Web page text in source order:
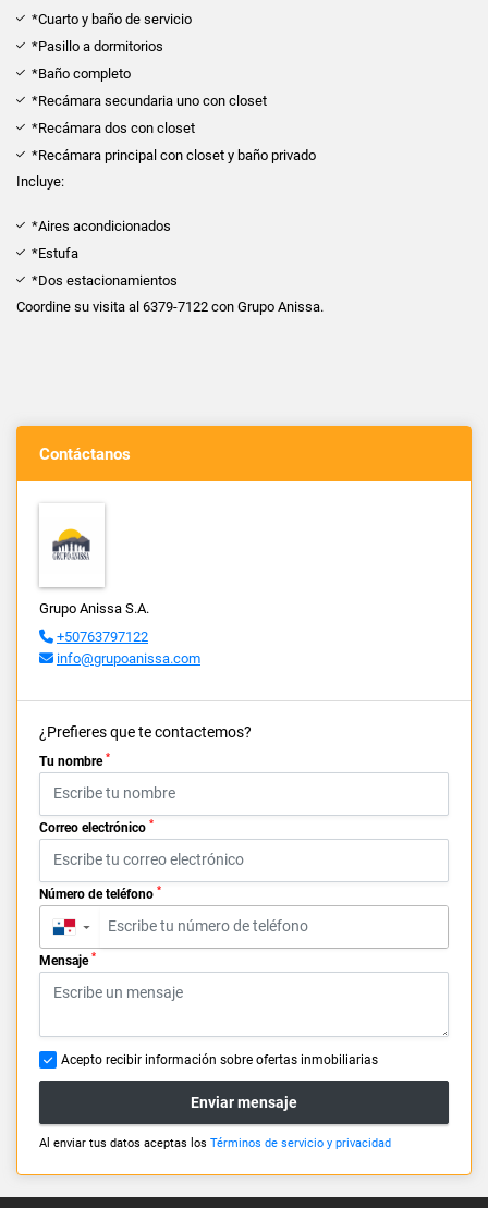
*Cuarto y baño de servicio
*Pasillo a dormitorios
*Baño completo
*Recámara secundaria uno con closet
*Recámara dos con closet
*Recámara principal con closet y baño privado
Incluye:
*Aires acondicionados
*Estufa
*Dos estacionamientos
Coordine su visita al 6379-7122 con Grupo Anissa.
Contáctanos
Grupo Anissa S.A.
+50763797122
info@grupoanissa.com
¿Prefieres que te contactemos?
Tu nombre *
Correo electrónico *
Número de teléfono *
▼
Mensaje *
Acepto recibir información sobre ofertas inmobiliarias
Enviar mensaje
Al enviar tus datos aceptas los Términos de servicio y privacidad